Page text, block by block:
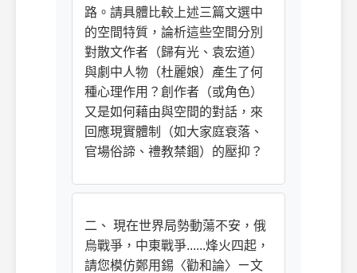
路。請具體比較上述三篇文選中
的空間特質，論析這些空間分別
對散文作者（歸有光、袁宏道）
與劇中人物（杜麗娘）產生了何
種心理作用？創作者（或角色）
又是如何藉由與空間的對話，來
回應現實體制（如大家庭衰落、
官場俗諦、禮教禁錮）的壓抑？
二、 現在世界局勢動蕩不安，俄
烏戰爭，中東戰爭......烽火四起，
請您模仿鄭用錫〈勸和論〉ㄧ文